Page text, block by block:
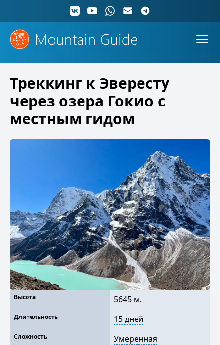
Треккинг к Эвересту
через озера Гокио с
местным гидом
Высота 5645 м.
Длительность 15 дней
Сложность Умеренная